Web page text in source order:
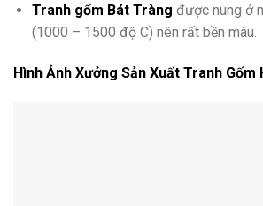
Tranh gốm Bát Tràng được nung ở
(1000 – 1500 độ C) nên rất bền màu.
Hình Ảnh Xưởng Sản Xuất Tranh Gốm